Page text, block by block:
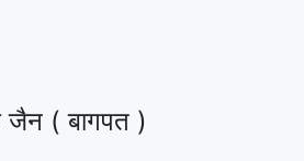
जैन ( बागपत )